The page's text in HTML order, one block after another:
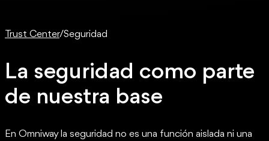
Trust Center/Seguridad
La seguridad como parte
de nuestra base
En Omniway la seguridad no es una función aislada ni una